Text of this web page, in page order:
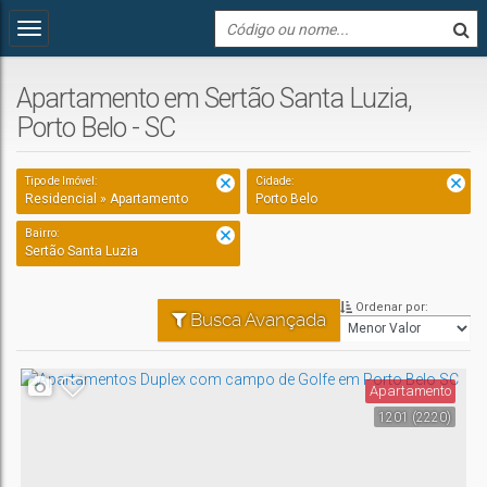
Apartamento em Sertão Santa Luzia,
Porto Belo - SC
Tipo de Imóvel:
Residencial » Apartamento
Cidade:
Porto Belo
Bairro:
Sertão Santa Luzia
Busca Avançada
Ordenar por:
1201 (2220)
Apartamento